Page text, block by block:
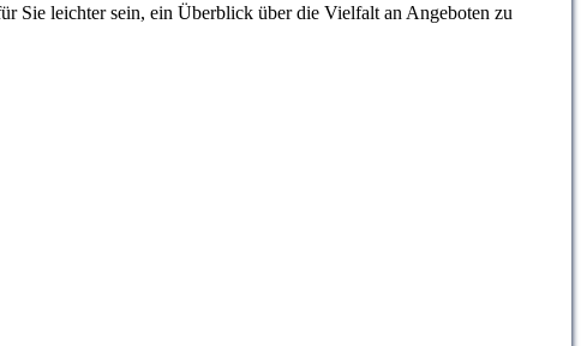
Sie leichter sein, ein Überblick über die Vielfalt an Angeboten zu